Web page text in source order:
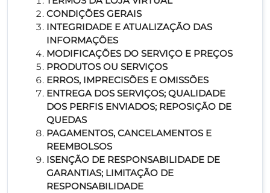
CONDIÇÕES GERAIS
INTEGRIDADE E ATUALIZAÇÃO DAS
INFORMAÇÕES
MODIFICAÇÕES DO SERVIÇO E PREÇOS
PRODUTOS OU SERVIÇOS
ERROS, IMPRECISÕES E OMISSÕES
ENTREGA DOS SERVIÇOS; QUALIDADE
DOS PERFIS ENVIADOS; REPOSIÇÃO DE
QUEDAS
PAGAMENTOS, CANCELAMENTOS E
REEMBOLSOS
ISENÇÃO DE RESPONSABILIDADE DE
GARANTIAS; LIMITAÇÃO DE
RESPONSABILIDADE